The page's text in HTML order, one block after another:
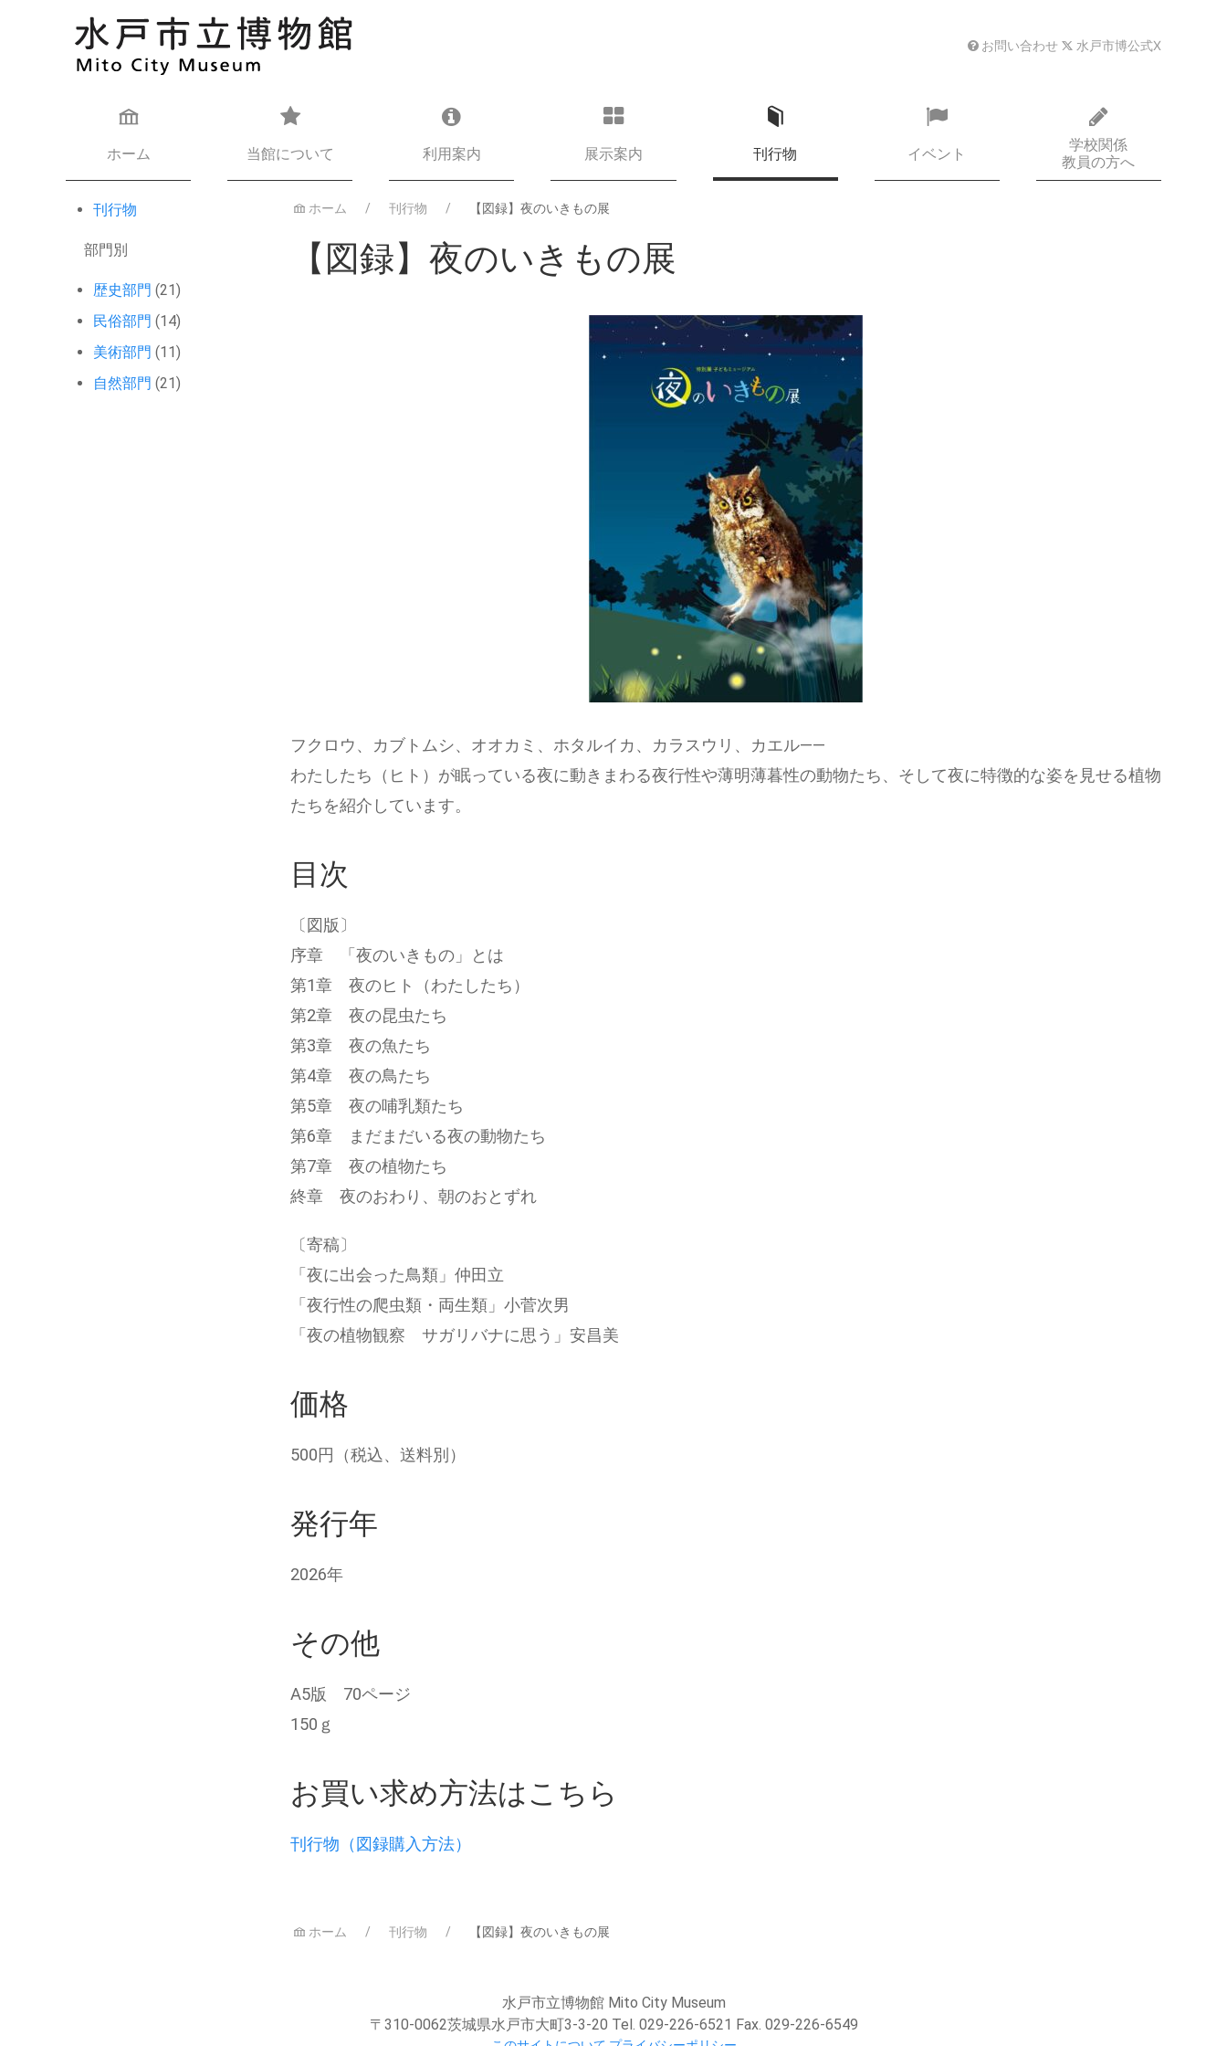
お問い合わせ 水戸市博公式X
ホーム 当館について 利用案内 展示案内 刊行物 イベント
学校関係
教員の方へ
ホーム 刊行物 【図録】夜のいきもの展
【図録】夜のいきもの展
フクロウ、カブトムシ、オオカミ、ホタルイカ、カラスウリ、カエル――
わたしたち（ヒト）が眠っている夜に動きまわる夜行性や薄明薄暮性の動物たち、そして夜に特徴的な姿を見せる植物
たちを紹介しています。
目次
〔図版〕
序章 「夜のいきもの」とは
第1章 夜のヒト（わたしたち）
第2章 夜の昆虫たち
第3章 夜の魚たち
第4章 夜の鳥たち
第5章 夜の哺乳類たち
第6章 まだまだいる夜の動物たち
第7章 夜の植物たち
終章 夜のおわり、朝のおとずれ
〔寄稿〕
「夜に出会った鳥類」仲田立
「夜行性の爬虫類・両生類」小菅次男
「夜の植物観察 サガリバナに思う」安昌美
価格
500円（税込、送料別）
発行年
2026年
その他
A5版 70ページ
150ｇ
お買い求め方法はこちら
刊行物（図録購入方法）
ホーム 刊行物 【図録】夜のいきもの展
刊行物
部門別
歴史部門 (21)
民俗部門 (14)
美術部門 (11)
自然部門 (21)
水戸市立博物館 Mito City Museum
〒310-0062茨城県水戸市大町3-3-20 Tel. 029-226-6521 Fax. 029-226-6549